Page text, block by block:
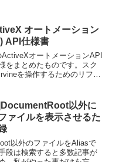
オートメーション
API仕様書
オートメーションAPI
をまとめたものです。スク
を操作するためのリファ
利...
以外に
ァイルを表示させるた
以外のファイルをAliasで
段は検索すると多数記事が